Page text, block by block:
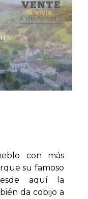
con más
su famoso
aquí la
da cobijo a